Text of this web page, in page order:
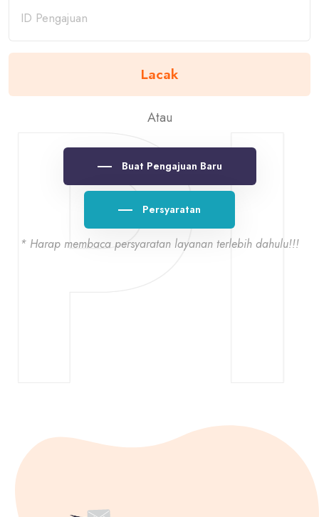
Lacak
Atau
Buat Pengajuan Baru
Persyaratan
* Harap membaca persyaratan layanan terlebih dahulu!!!